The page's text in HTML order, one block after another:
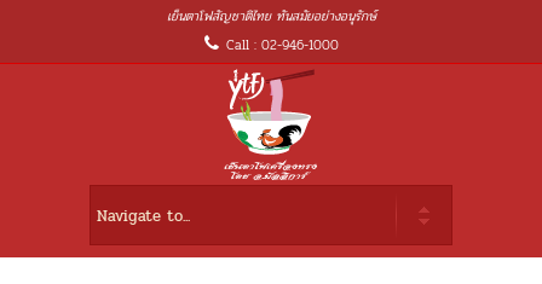
เย็นตาโฟสัญชาติไทย ทันสมัยอย่างอนุรักษ์
Call : 02-946-1000